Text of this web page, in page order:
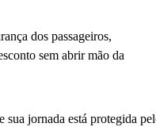
dos passageiros,
sem abrir mão da
sua jornada está protegida